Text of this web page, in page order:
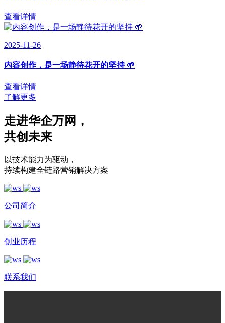
查看详情
2025-11-26
内容创作，是一场静待花开的坚持 🌱
查看详情
了解更多
走进华企万网 ，
共创未来
以技术能力为驱动 ，
持续构建全链路营销解决方案
公司简介
创业历程
联系我们